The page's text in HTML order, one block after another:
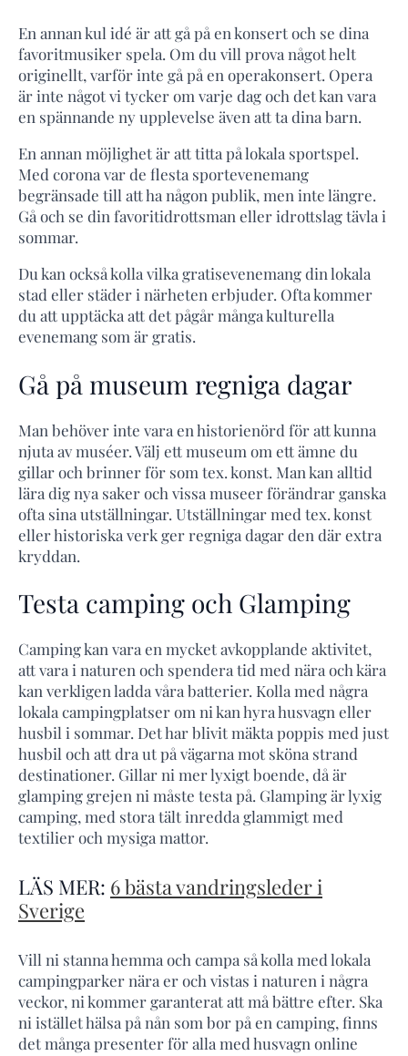
En annan kul idé är att gå på en konsert och se dina
favoritmusiker spela. Om du vill prova något helt
originellt, varför inte gå på en operakonsert. Opera
är inte något vi tycker om varje dag och det kan vara
en spännande ny upplevelse även att ta dina barn.
En annan möjlighet är att titta på lokala sportspel.
Med corona var de flesta sportevenemang
begränsade till att ha någon publik, men inte längre.
Gå och se din favoritidrottsman eller idrottslag tävla i
sommar.
Du kan också kolla vilka gratisevenemang din lokala
stad eller städer i närheten erbjuder. Ofta kommer
du att upptäcka att det pågår många kulturella
evenemang som är gratis.
Gå på museum regniga dagar
Man behöver inte vara en historienörd för att kunna
njuta av muséer. Välj ett museum om ett ämne du
gillar och brinner för som tex. konst. Man kan alltid
lära dig nya saker och vissa museer förändrar ganska
ofta sina utställningar. Utställningar med tex. konst
eller historiska verk ger regniga dagar den där extra
kryddan.
Testa camping och Glamping
Camping kan vara en mycket avkopplande aktivitet,
att vara i naturen och spendera tid med nära och kära
kan verkligen ladda våra batterier. Kolla med några
lokala campingplatser om ni kan hyra husvagn eller
husbil i sommar. Det har blivit mäkta poppis med just
husbil och att dra ut på vägarna mot sköna strand
destinationer. Gillar ni mer lyxigt boende, då är
glamping grejen ni måste testa på. Glamping är lyxig
camping, med stora tält inredda glammigt med
textilier och mysiga mattor.
LÄS MER: 6 bästa vandringsleder i
Sverige
Vill ni stanna hemma och campa så kolla med lokala
campingparker nära er och vistas i naturen i några
veckor, ni kommer garanterat att må bättre efter. Ska
ni istället hälsa på nån som bor på en camping, finns
det många presenter för alla med husvagn online